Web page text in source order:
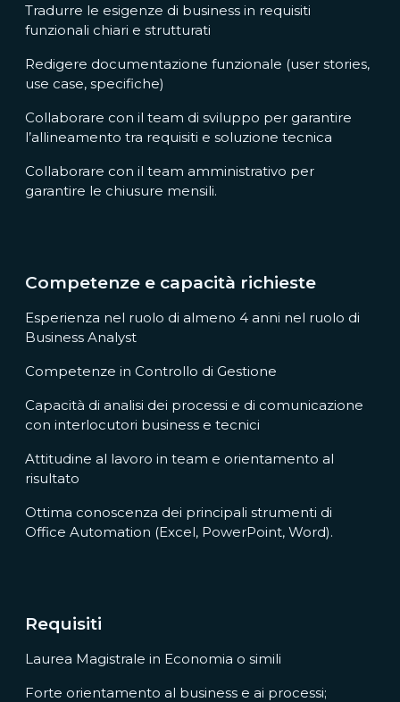
Tradurre le esigenze di business in requisiti
funzionali chiari e strutturati
Redigere documentazione funzionale (user stories,
use case, specifiche)
Collaborare con il team di sviluppo per garantire
l’allineamento tra requisiti e soluzione tecnica
Collaborare con il team amministrativo per
garantire le chiusure mensili.
Competenze e capacità richieste
Esperienza nel ruolo di almeno 4 anni nel ruolo di
Business Analyst
Competenze in Controllo di Gestione
Capacità di analisi dei processi e di comunicazione
con interlocutori business e tecnici
Attitudine al lavoro in team e orientamento al
risultato
Ottima conoscenza dei principali strumenti di
Office Automation (Excel, PowerPoint, Word).
Requisiti
Laurea Magistrale in Economia o simili
Forte orientamento al business e ai processi;